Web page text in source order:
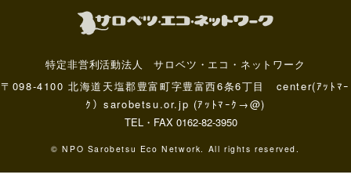
特定非営利活動法人 サロベツ・エコ・ネットワーク
〒098-4100 北海道天塩郡豊富町字豊富西6条6丁目 center(ｱｯﾄﾏｰ
ｸ）sarobetsu.or.jp (ｱｯﾄﾏｰｸ→@)
TEL・FAX 0162-82-3950
© NPO Sarobetsu Eco Network. All rights reserved.